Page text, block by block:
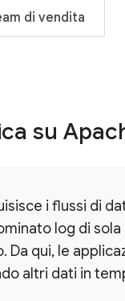
di vendita
su
i flussi di
log di
Da qui, le
altri dati in